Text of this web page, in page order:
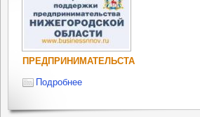
ПРЕДПРИНИМАТЕЛЬСТА
Подробнее